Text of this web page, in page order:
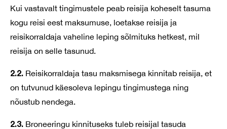
Kui vastavalt tingimustele peab reisija koheselt tasuma
kogu reisi eest maksumuse, loetakse reisija ja
reisikorraldaja vaheline leping sõlmituks hetkest, mil
reisija on selle tasunud.
2.2. Reisikorraldaja tasu maksmisega kinnitab reisija, et
on tutvunud käesoleva lepingu tingimustega ning
nõustub nendega.
2.3. Broneeringu kinnituseks tuleb reisijal tasuda